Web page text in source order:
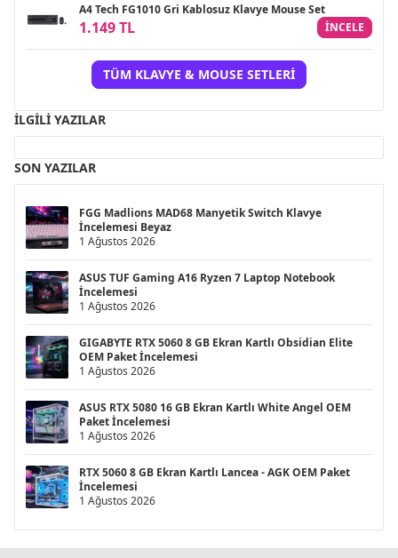
A4 Tech FG1010 Gri Kablosuz Klavye Mouse Set
1.149 TL INCELE
TÜM KLAVYE & MOUSE SETLERI
İLGILI YAZILAR
SON YAZILAR
FGG Madlions MAD68 Manyetik Switch Klavye
İncelemesi Beyaz
1 Ağustos 2026
ASUS TUF Gaming A16 Ryzen 7 Laptop Notebook
İncelemesi
1 Ağustos 2026
GIGABYTE RTX 5060 8 GB Ekran Kartlı Obsidian Elite
OEM Paket İncelemesi
1 Ağustos 2026
ASUS RTX 5080 16 GB Ekran Kartlı White Angel OEM
Paket İncelemesi
1 Ağustos 2026
RTX 5060 8 GB Ekran Kartlı Lancea - AGK OEM Paket
İncelemesi
1 Ağustos 2026